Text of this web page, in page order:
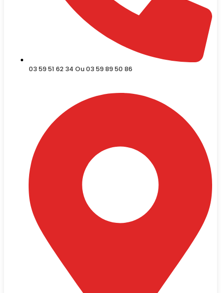
03 59 51 62 34 Ou 03 59 89 50 86